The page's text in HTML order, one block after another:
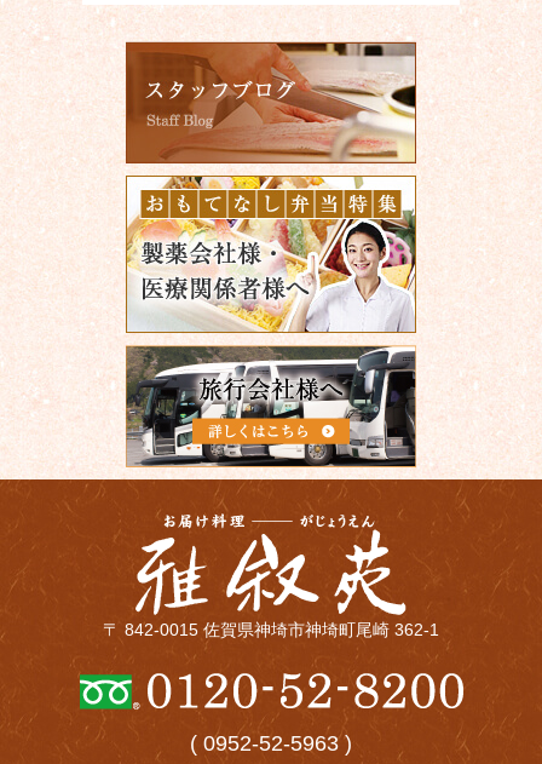
〒 842-0015 佐賀県神埼市神埼町尾崎 362-1
( 0952-52-5963 )